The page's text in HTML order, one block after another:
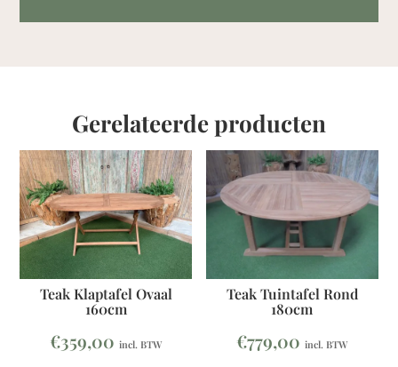
Gerelateerde producten
Teak Klaptafel Ovaal
160cm
€359,00 incl. BTW
Teak Tuintafel Rond
180cm
€779,00 incl. BTW